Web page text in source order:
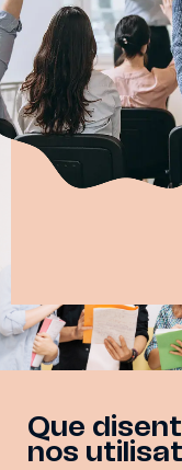
Que disent
nos